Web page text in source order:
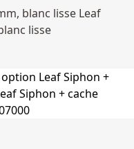
blanc lisse Leaf
lisse